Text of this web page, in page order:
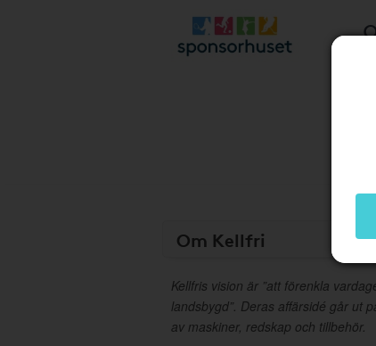
Om Kellfri
Kellfris vision är ”att förenkla
landsbygd”. Deras affärsidé går ut
av maskiner, redskap och tillbehör.